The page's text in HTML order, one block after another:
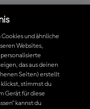
und ähnliche
Websites,
das aus deinen
Seiten) erstellt
klickst, stimmst du
Gerät für diese
kannst du